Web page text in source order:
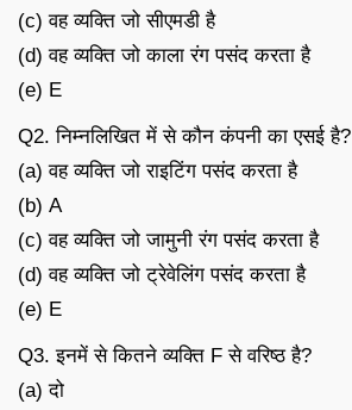
(c) वह व्यक्ति जो सीएमडी है
(d) वह व्यक्ति जो काला रंग पसंद करता है
(e) E
Q2. निम्नलिखित में से कौन कंपनी का एसई है?
(a) वह व्यक्ति जो राइटिंग पसंद करता है
(b) A
(c) वह व्यक्ति जो जामुनी रंग पसंद करता है
(d) वह व्यक्ति जो ट्रेवेलिंग पसंद करता है
(e) E
Q3. इनमें से कितने व्यक्ति F से वरिष्ठ है?
(a) दो